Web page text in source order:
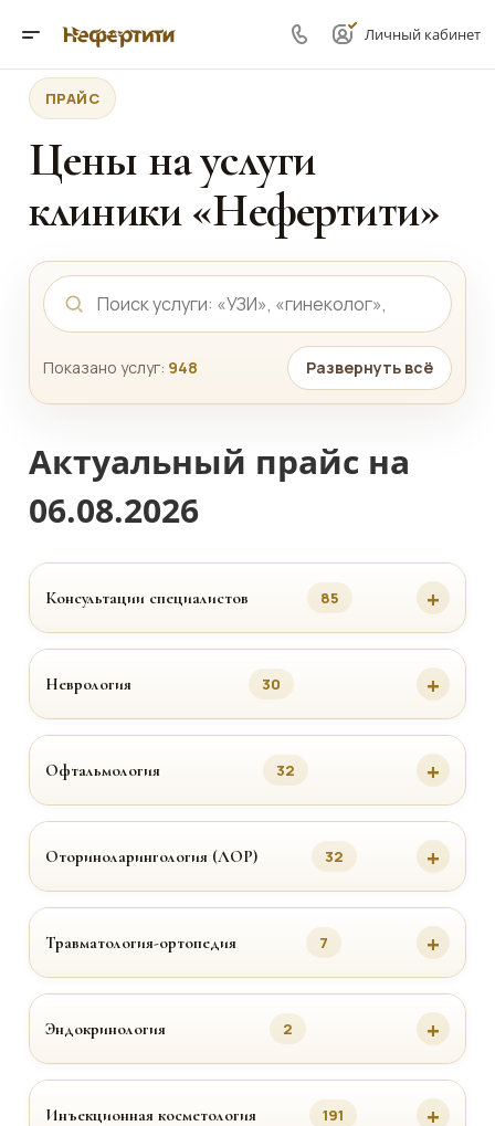
Личный кабинет
ПРАЙС
Цены на услуги
клиники «Нефертити»
Показано услуг: 948 Развернуть всё
Актуальный прайс на
06.08.2026
Консультации специалистов 85
Неврология 30
Офтальмология 32
Оториноларингология (ЛОР) 32
Травматология-ортопедия 7
Эндокринология 2
Инъекционная косметология 191